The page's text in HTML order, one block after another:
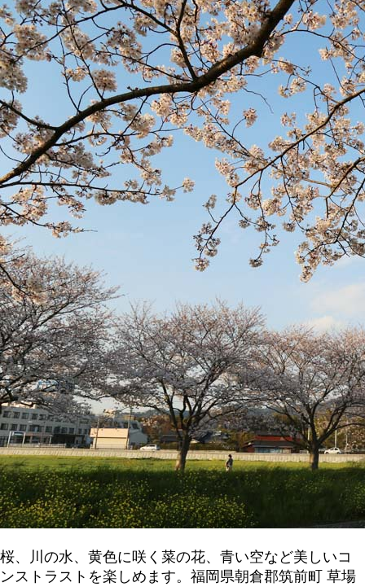
桜、川の水、黄色に咲く菜の花、青い空など美しいコ
ンストラストを楽しめます。福岡県朝倉郡筑前町 草場